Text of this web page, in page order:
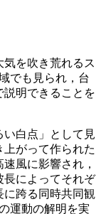
を吹き荒れるス
でも見られ，台
説明できることを
い白点」として見
がって作られた
風に影響され，
長によってそれぞ
に跨る同時共同観
運動の解明を実